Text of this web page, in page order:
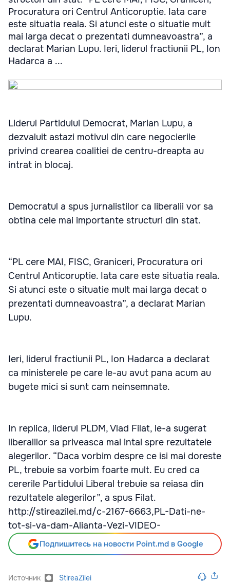
Procuratura ori Centrul Anticoruptie. Iata care
este situatia reala. Si atunci este o situatie mult
mai larga decat o prezentati dumneavoastra”, a
declarat Marian Lupu. Ieri, liderul fractiunii PL, Ion
Hadarca a ...
Liderul Partidului Democrat, Marian Lupu, a
dezvaluit astazi motivul din care negocierile
privind crearea coalitiei de centru-dreapta au
intrat in blocaj.
Democratul a spus jurnalistilor ca liberalii vor sa
obtina cele mai importante structuri din stat.
“PL cere MAI, FISC, Graniceri, Procuratura ori
Centrul Anticoruptie. Iata care este situatia reala.
Si atunci este o situatie mult mai larga decat o
prezentati dumneavoastra”, a declarat Marian
Lupu.
Ieri, liderul fractiunii PL, Ion Hadarca a declarat
ca ministerele pe care le-au avut pana acum au
bugete mici si sunt cam neinsemnate.
In replica, liderul PLDM, Vlad Filat, le-a sugerat
liberalilor sa priveasca mai intai spre rezultatele
alegerilor. “Daca vorbim despre ce isi mai doreste
PL, trebuie sa vorbim foarte mult. Eu cred ca
cererile Partidului Liberal trebuie sa reiasa din
rezultatele alegerilor”, a spus Filat.
http://stireazilei.md/c-2167-6663,PL-Dati-ne-
tot-si-va-dam-Alianta-Vezi-VIDEO-
Подпишитесь на новости Point.md в Google
Источник StireaZilei